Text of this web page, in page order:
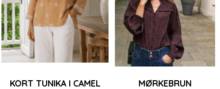
KORT TUNIKA I CAMEL
MØRKEBRUN